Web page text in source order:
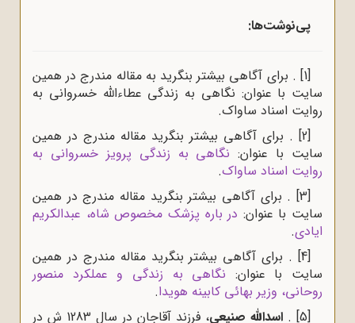
پی‌نوشت‌ها:
[1]
. برای آگاهی بیشتر بنگرید به مقاله مندرج در همین
سایت با عنوان: نگاهی به زندگی عطاءالله خسروانی به
روایت اسناد ساواک.
[2]
. برای آگاهی بیشتر بنگرید مقاله مندرج در همین
سایت با عنوان: نگاهی به زندگی پرویز خسروانی به
روایت اسناد ساواک.
[3]
. برای آگاهی بیشتر بنگرید مقاله مندرج در همین
سایت با عنوان: در باره پزشک مخصوص شاه، عبدالکریم
ایادی.
[4]
. برای آگاهی بیشتر بنگرید مقاله مندرج در همین
سایت با عنوان: نگاهی به زندگی و عملکرد منصور
روحانی، وزیر بهائی کابینه هویدا.
[5]
. اسدالله صنیعی
، فرزند آقاجان در سال 1283 ش در